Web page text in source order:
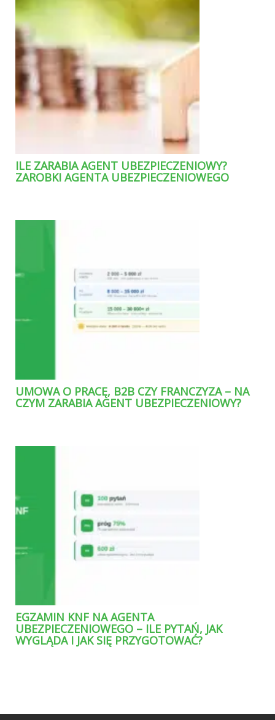
ILE ZARABIA AGENT UBEZPIECZENIOWY?
ZAROBKI AGENTA UBEZPIECZENIOWEGO
UMOWA O PRACĘ, B2B CZY FRANCZYZA – NA
CZYM ZARABIA AGENT UBEZPIECZENIOWY?
EGZAMIN KNF NA AGENTA
UBEZPIECZENIOWEGO – ILE PYTAŃ, JAK
WYGLĄDA I JAK SIĘ PRZYGOTOWAĆ?